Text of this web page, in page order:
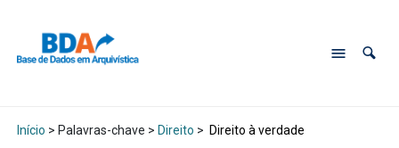
Início > Palavras-chave > Direito > Direito à verdade